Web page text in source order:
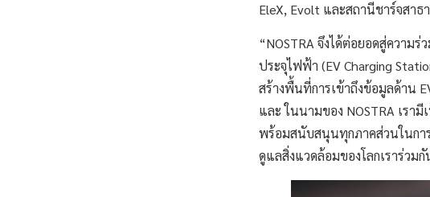
EleX, Evolt และสถานีชาร์จสา
“NOSTRA จึงได้ต่อยอดสู่ความ
ประจุไฟฟ้า (EV Charging
สร้างพื้นที่การเข้าถึงข้อมูลด้าน
และ ในนามของ NOSTRA เร
พร้อมสนับสนุนทุกภาคส่วนในกา
ดูแลสิ่งแวดล้อมของโลกเราร่วม